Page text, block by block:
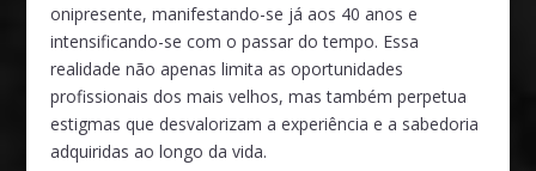
onipresente, manifestando-se já aos 40 anos e
intensificando-se com o passar do tempo. Essa
realidade não apenas limita as oportunidades
profissionais dos mais velhos, mas também perpetua
estigmas que desvalorizam a experiência e a sabedoria
adquiridas ao longo da vida.